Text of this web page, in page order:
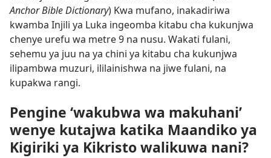
Anchor Bible Dictionary) Kwa mufano, inakadiriwa
kwamba Injili ya Luka ingeomba kitabu cha kukunjwa
chenye urefu wa metre 9 na nusu. Wakati fulani,
sehemu ya juu na ya chini ya kitabu cha kukunjwa
ilipambwa muzuri, ililainishwa na jiwe fulani, na
kupakwa rangi.
Pengine ‘wakubwa wa makuhani’
wenye kutajwa katika Maandiko ya
Kigiriki ya Kikristo walikuwa nani?